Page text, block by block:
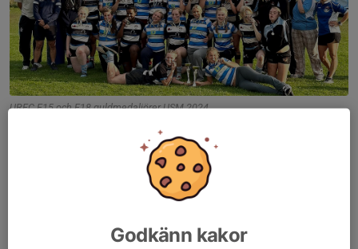
URFC F15 och F18 guldmedaljörer USM 2024
2024 blev året då Uppsala RFC vann sitt första F18 USM, efter
hårt slit av alla tjejer, erfarna som nya. Vi hade spelare som
gjorde sin matchdebut under helgen, och andra som spelade sitt
12:e USM, vilket reflekterar laget väl....
Godkänn kakor